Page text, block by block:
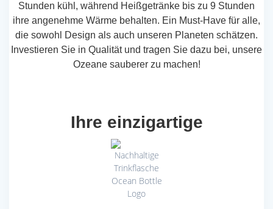
Stunden kühl, während Heißgetränke bis zu 9 Stunden
ihre angenehme Wärme behalten. Ein Must-Have für alle,
die sowohl Design als auch unseren Planeten schätzen.
Investieren Sie in Qualität und tragen Sie dazu bei, unsere
Ozeane sauberer zu machen!
Ihre einzigartige